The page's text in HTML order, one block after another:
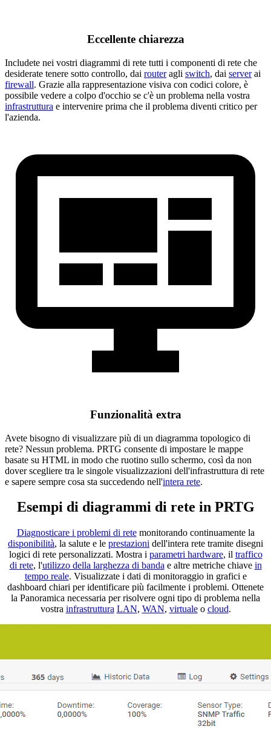
Eccellente chiarezza
Includete nei vostri diagrammi di rete tutti i componenti di rete che
desiderate tenere sotto controllo, dai routeragli switch, dai serverai
firewall. Grazie alla rappresentazione visiva con codici colore, è
possibile vedere a colpo d'occhio se c'è un problema nella vostra
infrastruttura e intervenire prima che il problema diventi critico per
l'azienda.
Funzionalità extra
Avete bisogno di visualizzare più di un diagramma topologico di
rete? Nessun problema. PRTG consente di impostare le mappe
basate su HTML in modo che ruotino sullo schermo, così da non
dover scegliere tra le singole visualizzazioni dell'infrastruttura di rete
e sapere sempre cosa sta succedendo nell'intera rete.
Esempi di diagrammi di rete in PRTG
Diagnosticare i problemi di retemonitorando continuamente la
disponibilità, la salute e le prestazioni dell'intera rete tramite disegni
logici di rete personalizzati. Mostra i parametri hardware, il traffico
di rete, l'utilizzo della larghezza di banda e altre metriche chiave in
tempo reale. Visualizzate i dati di monitoraggio in grafici e
dashboard chiari per identificare più facilmente i problemi. Ottenete
la Panoramica necessaria per risolvere ogni tipo di problema nella
vostra infrastruttura LAN, WAN, virtualeo cloud.